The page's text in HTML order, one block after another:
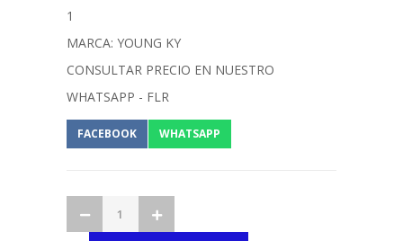
1
MARCA: YOUNG KY
CONSULTAR PRECIO EN NUESTRO
WHATSAPP - FLR
FACEBOOK WHATSAPP